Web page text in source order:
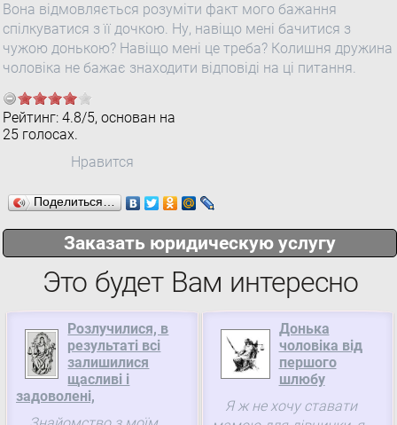
Вона відмовляється розуміти факт мого бажання
спілкуватися з її дочкою. Ну, навіщо мені бачитися з
чужою донькою? Навіщо мені це треба? Колишня дружина
чоловіка не бажає знаходити відповіді на ці питання.
Рейтинг: 4.8/5, основан на
25 голосах.
Нравится
Поделиться…
Заказать юридическую услугу
Это будет Вам интересно
Розлучилися, в
результаті всі
залишилися
щасливі і
задоволені,
Донька
чоловіка від
першого
шлюбу
Я ж не хочу ставати